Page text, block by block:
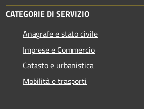
CATEGORIE DI SERVIZIO
Anagrafe e stato civile
Imprese e Commercio
Catasto e urbanistica
Mobilità e trasporti